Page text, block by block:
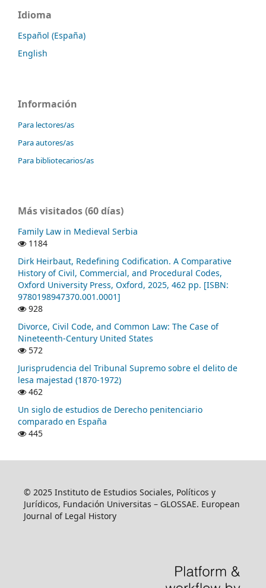
Idioma
Español (España)
English
Información
Para lectores/as
Para autores/as
Para bibliotecarios/as
Más visitados (60 días)
Family Law in Medieval Serbia
1184
Dirk Heirbaut, Redefining Codification. A Comparative
History of Civil, Commercial, and Procedural Codes,
Oxford University Press, Oxford, 2025, 462 pp. [ISBN:
9780198947370.001.0001]
928
Divorce, Civil Code, and Common Law: The Case of
Nineteenth-Century United States
572
Jurisprudencia del Tribunal Supremo sobre el delito de
lesa majestad (1870-1972)
462
Un siglo de estudios de Derecho penitenciario
comparado en España
445
© 2025 Instituto de Estudios Sociales, Políticos y
Jurídicos, Fundación Universitas – GLOSSAE. European
Journal of Legal History